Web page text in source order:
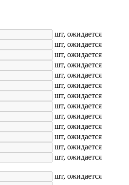
шт, ожидается
шт, ожидается
шт, ожидается
шт, ожидается
шт, ожидается
шт, ожидается
шт, ожидается
шт, ожидается
шт, ожидается
шт, ожидается
шт, ожидается
шт, ожидается
шт, ожидается
шт, ожидается